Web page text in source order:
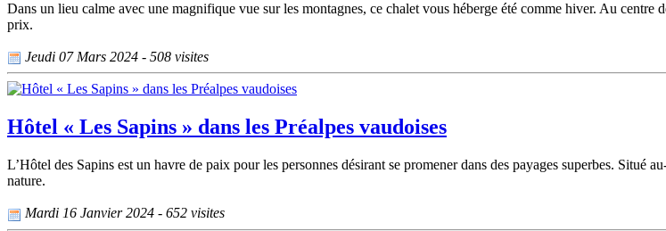
Dans un lieu calme avec une magnifique vue sur les montagnes, ce chalet vous héberge été comme hiver. Au
prix.
Jeudi 07 Mars 2024 - 508 visites
Hôtel « Les Sapins » dans les Préalpes vaudoises
L’Hôtel des Sapins est un havre de paix pour les personnes désirant se promener dans des payages superbes. Situé
nature.
Mardi 16 Janvier 2024 - 652 visites